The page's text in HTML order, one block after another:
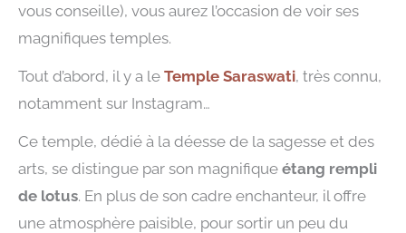
vous conseille), vous aurez l’occasion de voir ses
magnifiques temples.
Tout d’abord, il y a le Temple Saraswati, très connu,
notamment sur Instagram…
Ce temple, dédié à la déesse de la sagesse et des
arts, se distingue par son magnifique étang rempli
de lotus. En plus de son cadre enchanteur, il offre
une atmosphère paisible, pour sortir un peu du